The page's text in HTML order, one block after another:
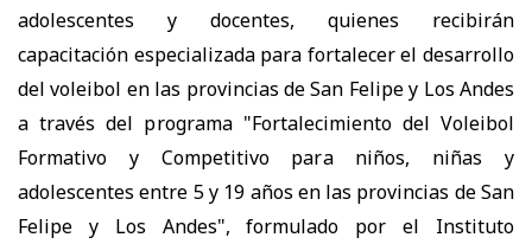
adolescentes y docentes, quienes recibirán
capacitación especializada para fortalecer el desarrollo
del voleibol en las provincias de San Felipe y Los Andes
a través del programa "Fortalecimiento del Voleibol
Formativo y Competitivo para niños, niñas y
adolescentes entre 5 y 19 años en las provincias de San
Felipe y Los Andes", formulado por el Instituto